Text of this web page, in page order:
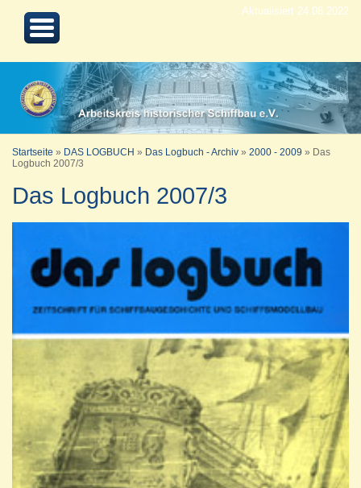
Aktualisiert 24.08.2022
Startseite » DAS LOGBUCH » Das Logbuch - Archiv » 2000 - 2009 »
Das
Logbuch 2007/3
Das Logbuch 2007/3